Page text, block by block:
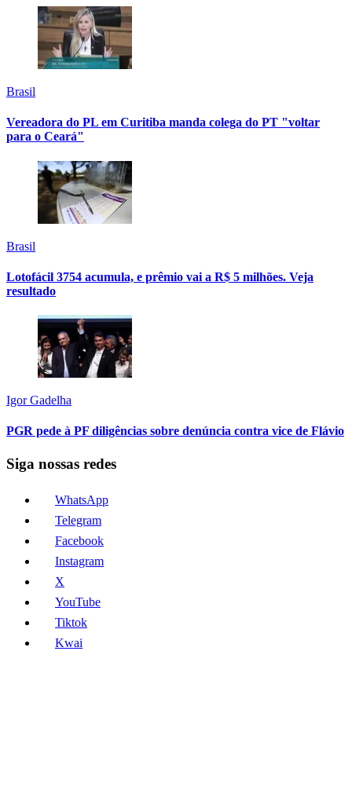
Brasil
Vereadora do PL em Curitiba manda colega do PT "voltar
para o Ceará"
Brasil
Lotofácil 3754 acumula, e prêmio vai a R$ 5 milhões. Veja
resultado
Igor Gadelha
PGR pede à PF diligências sobre denúncia contra vice de Flávio
Siga nossas redes
WhatsApp
Telegram
Facebook
Instagram
X
YouTube
Tiktok
Kwai